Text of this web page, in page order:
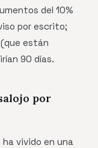
del 10%
por escrito;
están
90 días.
por
vivido en una